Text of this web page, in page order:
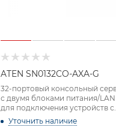
ATEN SN0132CO-AXA-G
32-портовый консольный
с двумя блоками питания/LAN
для подключения устройств с
последовательным
Уточнить наличие